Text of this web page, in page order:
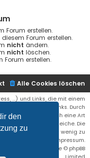
den
zu
Forum erstellen.
Forum erstellen.
nicht ändern.
nicht löschen.
Forum erstellen.
Alle Cookies löschen
...) und Links, die mit einem
Affiliate Links. Durch
Link erhälte ich eine Art
der Preis der gleiche. Die
diese Webseite ein wenig zu
Siehe auch das Impressum.
® Forum Software © phpBB